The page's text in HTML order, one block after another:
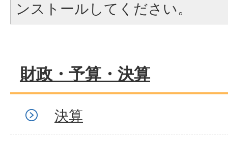
ンストールしてください。
財政・予算・決算
決算